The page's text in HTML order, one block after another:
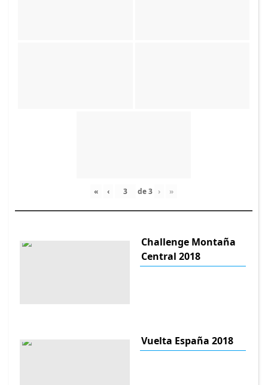
« ‹ de3 › »
Challenge Montaña
Central 2018
Vuelta España 2018